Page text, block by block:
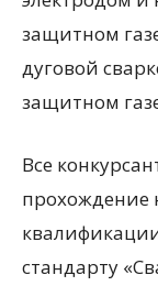
защитном
дуговой
защитном
Все
прохождение
стандарту